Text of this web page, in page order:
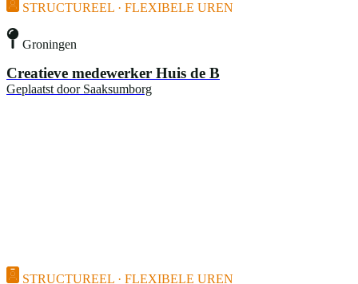
STRUCTUREEL · FLEXIBELE UREN
Groningen
Creatieve medewerker Huis de B
Geplaatst door Saaksumborg
STRUCTUREEL · FLEXIBELE UREN